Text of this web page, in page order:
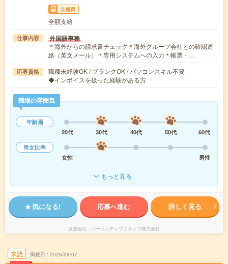
交通費
全額支給
仕事内容 外国語事務
＊海外からの請求書チェック＊海外グループ会社との確認連
絡（英文メール）＊専用システムへの入力＊帳票・…
応募資格
職種未経験OK / ブランクOK / パソコンスキル不要
◆インボイスを扱った経験がある方
職場の雰囲気
年齢層
20代
30代 40代 50代
60代
男女比率
女性
男性
もっと見る
気になる! 応募へ進む 詳しく見る
派遣会社 パーソルテンプスタッフ株式会社
未読 掲載日 2026/08/07